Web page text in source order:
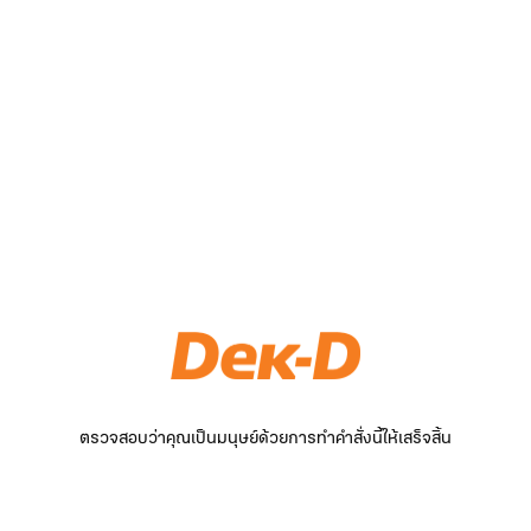
ตรวจสอบว่าคุณเป็นมนุษย์ด้วยการทำคำสั่งนี้ให้เสร็จสิ้น